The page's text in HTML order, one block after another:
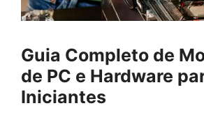
Guia Completo de
de PC e Hardware
Iniciantes